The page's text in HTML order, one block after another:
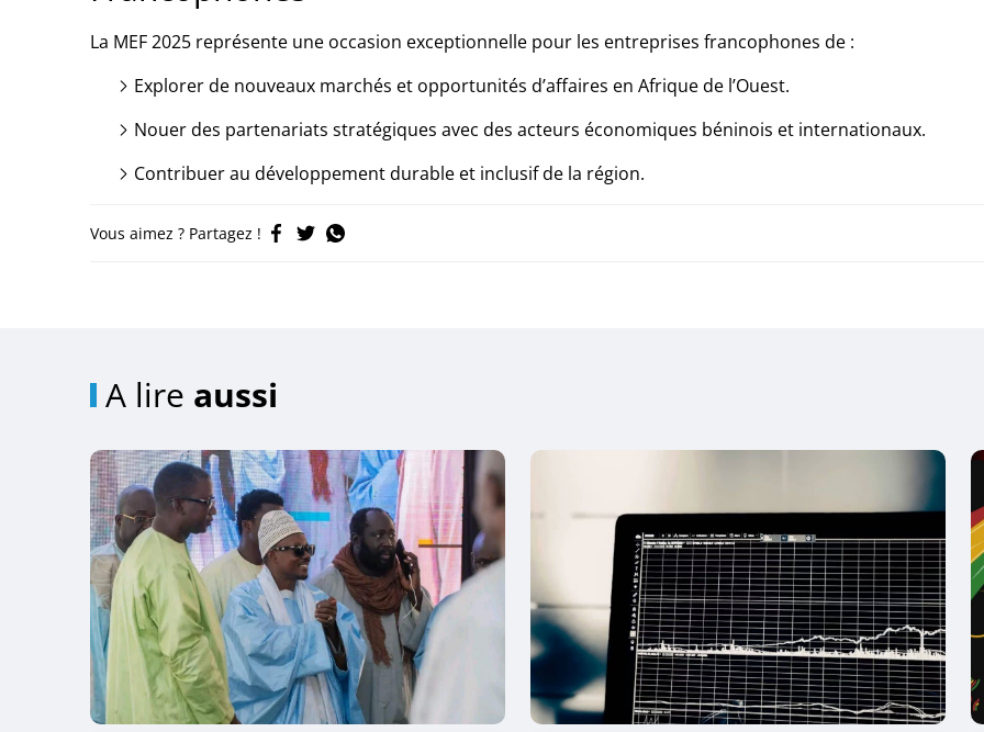
La MEF 2025 représente une occasion exceptionnelle pour les entreprises francophones de :
Explorer de nouveaux marchés et opportunités d’affaires en Afrique de l’Ouest.
Nouer des partenariats stratégiques avec des acteurs économiques béninois et internationaux.
Contribuer au développement durable et inclusif de la région.
Vous aimez ? Partagez !
A lire aussi